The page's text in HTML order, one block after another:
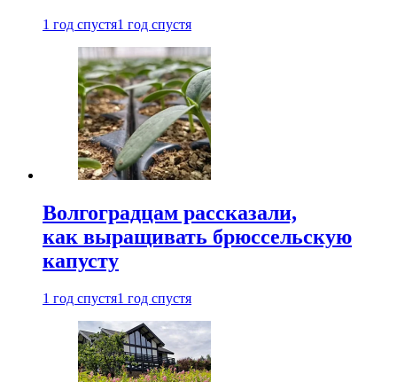
1 год спустя1 год спустя
Волгоградцам рассказали,
как выращивать брюссельскую
капусту
1 год спустя1 год спустя